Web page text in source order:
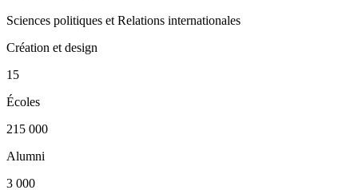
Sciences politiques et Relations internationales
Création et design
15
Écoles
215 000
Alumni
3 000